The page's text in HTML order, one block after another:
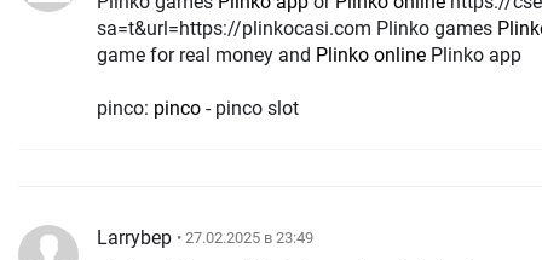
sa=t&url=https://plinkocasi.com Plinko games
game for real money and Plinko online Plinko app
pinco: pinco - pinco slot
Larrybep • 27.02.2025 в 23:49